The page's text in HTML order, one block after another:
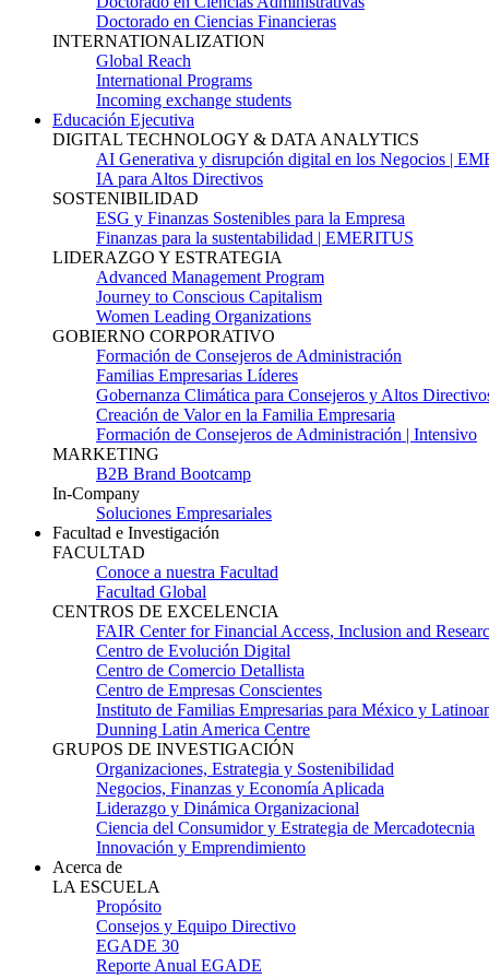
Doctorado en Ciencias Financieras
INTERNATIONALIZATION
Global Reach
International Programs
Incoming exchange students
Educación Ejecutiva
DIGITAL TECHNOLOGY & DATA ANALYTICS
AI Generativa y disrupción digital en los Negocios |
IA para Altos Directivos
SOSTENIBILIDAD
ESG y Finanzas Sostenibles para la Empresa
Finanzas para la sustentabilidad | EMERITUS
LIDERAZGO Y ESTRATEGIA
Advanced Management Program
Journey to Conscious Capitalism
Women Leading Organizations
GOBIERNO CORPORATIVO
Formación de Consejeros de Administración
Familias Empresarias Líderes
Gobernanza Climática para Consejeros y Altos
Creación de Valor en la Familia Empresaria
Formación de Consejeros de Administración | Intensivo
MARKETING
B2B Brand Bootcamp
In-Company
Soluciones Empresariales
Facultad e Investigación
FACULTAD
Conoce a nuestra Facultad
Facultad Global
CENTROS DE EXCELENCIA
FAIR Center for Financial Access, Inclusion and
Centro de Evolución Digital
Centro de Comercio Detallista
Centro de Empresas Conscientes
Instituto de Familias Empresarias para México y
Dunning Latin America Centre
GRUPOS DE INVESTIGACIÓN
Organizaciones, Estrategia y Sostenibilidad
Negocios, Finanzas y Economía Aplicada
Liderazgo y Dinámica Organizacional
Ciencia del Consumidor y Estrategia de Mercadotecnia
Innovación y Emprendimiento
Acerca de
LA ESCUELA
Propósito
Consejos y Equipo Directivo
EGADE 30
Reporte Anual EGADE